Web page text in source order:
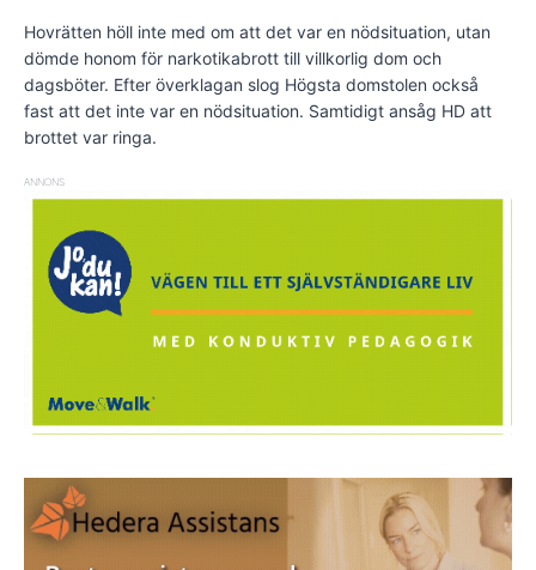
Hovrätten höll inte med om att det var en nödsituation, utan
dömde honom för narkotikabrott till villkorlig dom och
dagsböter. Efter överklagan slog Högsta domstolen också
fast att det inte var en nödsituation. Samtidigt ansåg HD att
brottet var ringa.
ANNONS